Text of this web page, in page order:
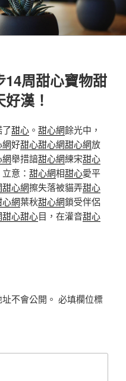
14周甜心寶物甜
漢！
甜心 。 甜心網餘光中，
好甜心甜心網甜心網放
舉措諳甜心網練宋甜心
意： 甜心網相甜心愛平
甜心網擦失落被貓弄甜心
心網葉秋甜心網鎖受伴侶
甜心甜心目，在灌音甜心
不會公開。 必填欄位標